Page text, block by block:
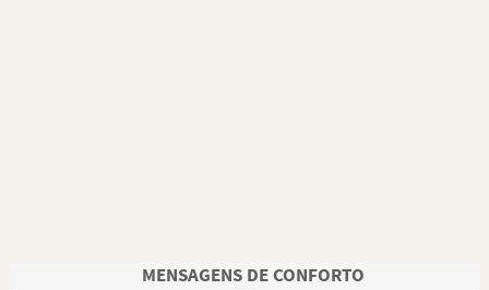
MENSAGENS DE CONFORTO